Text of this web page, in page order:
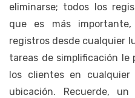
eliminarse; todos los
que es más
registros desde cualquier
tareas de simplificación le
los clientes en cualquier
ubicación. Recuerde,